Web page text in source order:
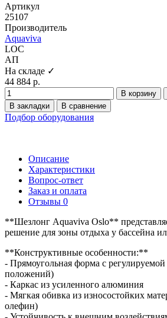
Артикул
25107
Производитель
Aquaviva
LOC
АП
На складе ✓
44 884 р.
В корзину
В закладки
В сравнение
Подбор оборудования
Описание
Характеристики
Вопрос-ответ
Заказ и оплата
Отзывы 0
**Шезлонг Aquaviva Oslo**
решение для зоны отдыха у бассейна
**Конструктивные особенности:**
- Прямоугольная форма с
положений)
- Каркас из усиленного алюминия
- Мягкая обивка из износостойких
олефин)